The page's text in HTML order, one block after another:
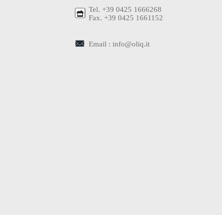
Tel. +39 0425 1666268
Fax. +39 0425 1661152
Email : info@oliq.it